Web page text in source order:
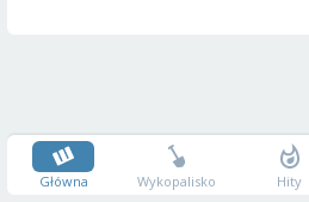
Główna Wykopalisko Hity